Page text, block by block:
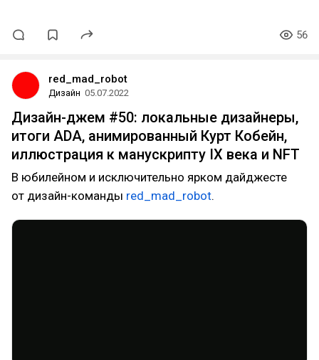
56
red_mad_robot
Дизайн 05.07.2022
Дизайн-джем #50: локальные дизайнеры,
итоги ADA, анимированный Курт Кобейн,
иллюстрация к манускрипту IX века и NFT
В юбилейном и исключительно ярком дайджесте
от дизайн-команды red_mad_robot.